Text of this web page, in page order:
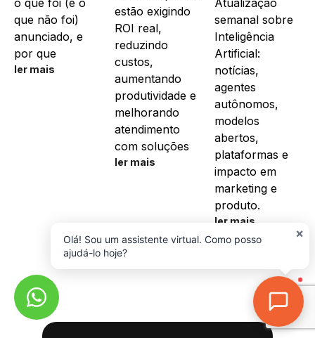
o que foi (e o
que não foi)
anunciado, e
por que
ler mais
estão exigindo
ROI real,
reduzindo
custos,
aumentando
produtividade e
melhorando
atendimento
com soluções
ler mais
Atualização
semanal sobre
Inteligência
Artificial:
notícias,
agentes
autônomos,
modelos
abertos,
plataformas e
impacto em
marketing e
produto.
ler mais
×
Olá! Sou um assistente virtual. Como posso
ajudá-lo hoje?